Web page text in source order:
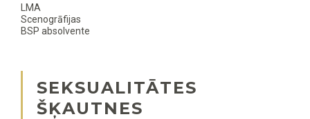
LMA
Scenogrāfijas
BSP absolvente
SEKSUALITĀTES
ŠĶAUTNES